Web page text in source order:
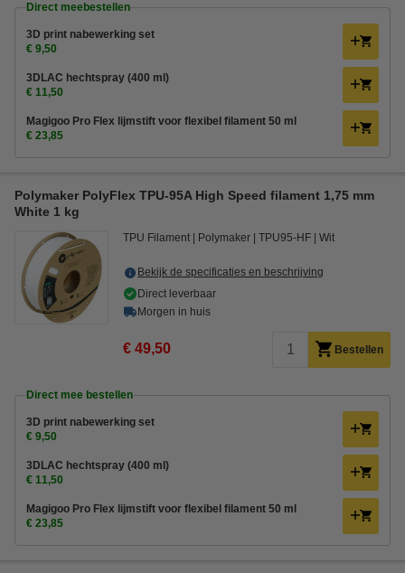
Direct meebestellen
3D print nabewerking set
€ 9,50
3DLAC hechtspray (400 ml)
€ 11,50
Magigoo Pro Flex lijmstift voor flexibel filament 50 ml
€ 23,85
Polymaker PolyFlex TPU-95A High Speed filament 1,75 mm
White 1 kg
TPU Filament Polymaker TPU95-HF Wit
Bekijk de specificaties en beschrijving
Direct leverbaar
Morgen in huis
€ 49,50 Bestellen
Direct mee bestellen
3D print nabewerking set
€ 9,50
3DLAC hechtspray (400 ml)
€ 11,50
Magigoo Pro Flex lijmstift voor flexibel filament 50 ml
€ 23,85